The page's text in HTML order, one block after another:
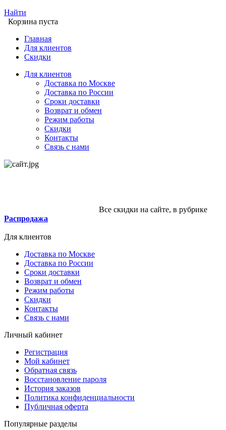
Найти
Корзина пуста
Главная
Для клиентов
Скидки
Для клиентов
Доставка по Москве
Доставка по России
Сроки доставки
Возврат и обмен
Режим работы
Скидки
Контакты
Связь с нами
Все скидки на сайте, в рубрике
Распродажа
Для клиентов
Доставка по Москве
Доставка по России
Сроки доставки
Возврат и обмен
Режим работы
Скидки
Контакты
Связь с нами
Личный кабинет
Регистрация
Мой кабинет
Обратная связь
Восстановление пароля
История заказов
Политика конфиденциальности
Публичная оферта
Популярные разделы